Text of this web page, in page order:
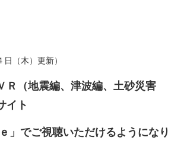
日（木）更新）
Ｒ（地震編、津波編、土砂災害
イト
」でご視聴いただけるようになり